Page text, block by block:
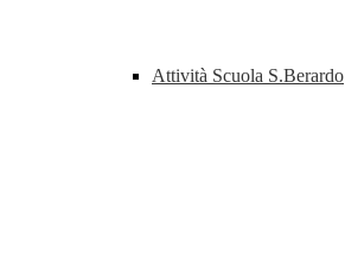
Attività Scuola S.Berardo